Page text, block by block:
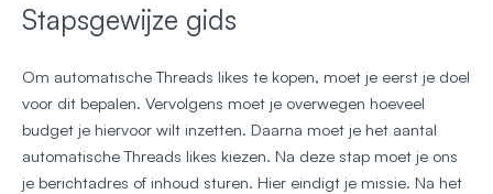
Stapsgewijze gids
Om automatische Threads likes te kopen, moet je eerst je doel
voor dit bepalen. Vervolgens moet je overwegen hoeveel
budget je hiervoor wilt inzetten. Daarna moet je het aantal
automatische Threads likes kiezen. Na deze stap moet je ons
je berichtadres of inhoud sturen. Hier eindigt je missie. Na het